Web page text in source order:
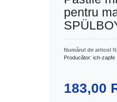
pentru
Numărul de articol
Producător: ich-zapfe
183,00